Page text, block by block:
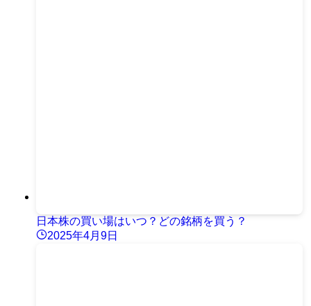
日本株の買い場はいつ？どの銘柄を買う？
2025年4月9日